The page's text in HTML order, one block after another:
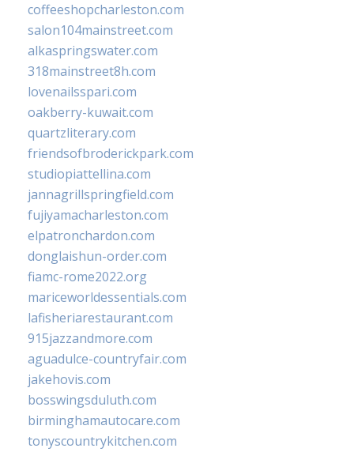
coffeeshopcharleston.com
salon104mainstreet.com
alkaspringswater.com
318mainstreet8h.com
lovenailsspari.com
oakberry-kuwait.com
quartzliterary.com
friendsofbroderickpark.com
studiopiattellina.com
jannagrillspringfield.com
fujiyamacharleston.com
elpatronchardon.com
donglaishun-order.com
fiamc-rome2022.org
mariceworldessentials.com
lafisheriarestaurant.com
915jazzandmore.com
aguadulce-countryfair.com
jakehovis.com
bosswingsduluth.com
birminghamautocare.com
tonyscountrykitchen.com